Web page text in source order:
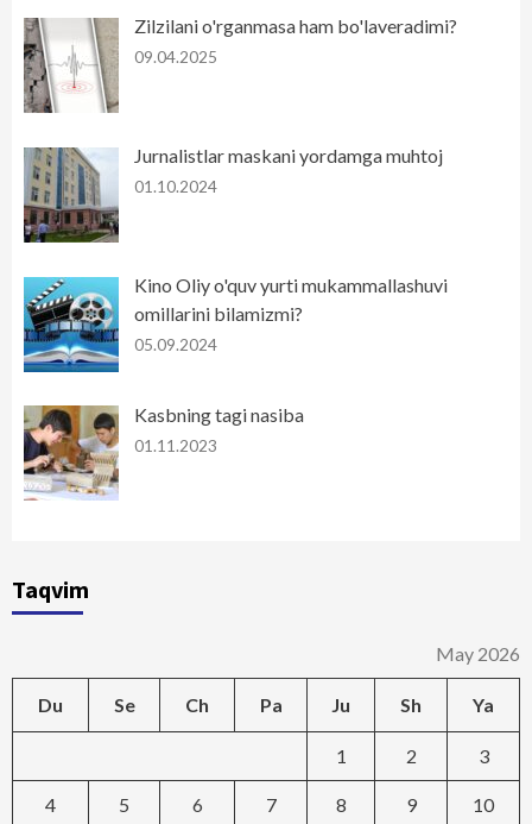
Zilzilani o'rganmasa ham bo'laveradimi?
09.04.2025
Jurnalistlar maskani yordamga muhtoj
01.10.2024
Kino Oliy o'quv yurti mukammallashuvi
omillarini bilamizmi?
05.09.2024
Kasbning tagi nasiba
01.11.2023
Taqvim
May 2026
Du Se Ch Pa Ju Sh Ya
1 2 3
4 5 6 7 8 9 10